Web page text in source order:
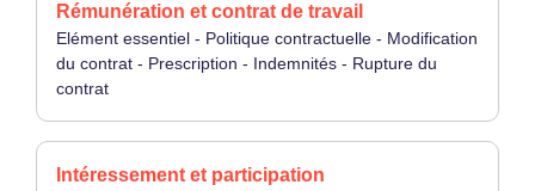
Rémunération et contrat de travail
Elément essentiel - Politique contractuelle - Modification
du contrat - Prescription - Indemnités - Rupture du
contrat
Intéressement et participation